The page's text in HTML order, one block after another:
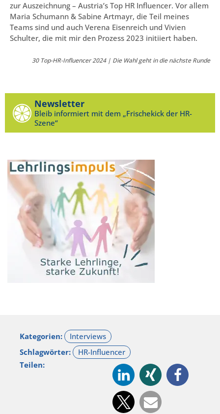
zur Auszeichnung – Austria’s Top HR Influencer. Vor allem
Maria Schumann & Sabine Artmayr, die Teil meines
Teams sind und auch Verena Eisenreich und Vivien
Schulter, die mit mir den Prozess 2023 initiiert haben.
30 Top-HR-Influencer 2024 | Die Wahl geht in die nächste Runde
Newsletter
Bleib informiert mit dem „Frischekick der HR-
Szene“
Kategorien:
Schlagwörter:
Teilen: